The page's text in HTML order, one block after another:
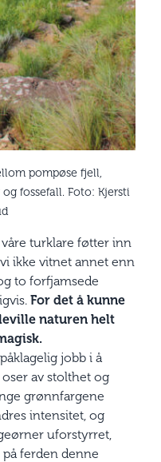
pompøse fjell,
fossefall. Foto: Kjersti
turklare føtter inn
ikke vitnet annet enn
to forfjamsede
For det å kunne
naturen helt
jobb i å
av stolthet og
grønnfargene
intensitet, og
uforstyrret,
ferden denne